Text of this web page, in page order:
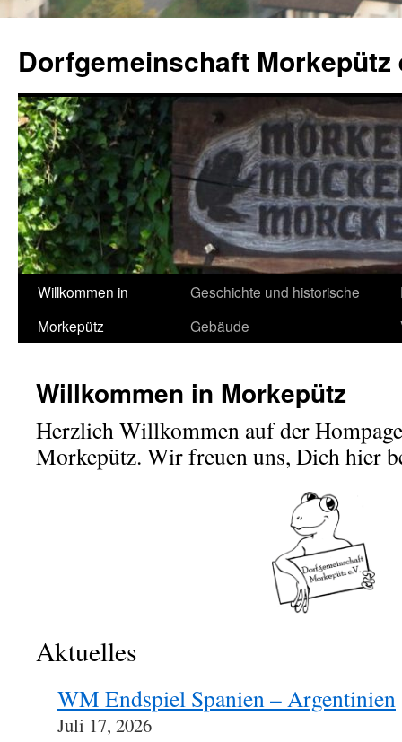
springen
Dorfgemeinschaft Morkepütz
Willkommen in
Morkepütz
Geschichte und historische
Gebäude
Willkommen in Morkepütz
Herzlich Willkommen auf der
Morkepütz. Wir freuen uns, Dich hier
Aktuelles
WM Endspiel Spanien – Argentinien
Juli 17, 2026